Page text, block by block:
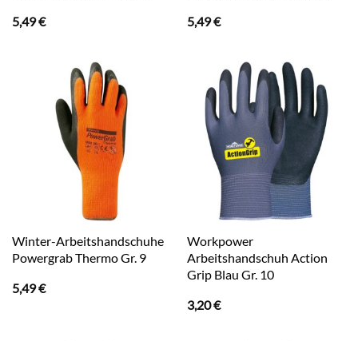
5,49€
5,49€
Winter-Arbeitshandschuhe
Powergrab Thermo Gr. 9
5,49€
Workpower
Arbeitshandschuh Action
Grip Blau Gr. 10
3,20€